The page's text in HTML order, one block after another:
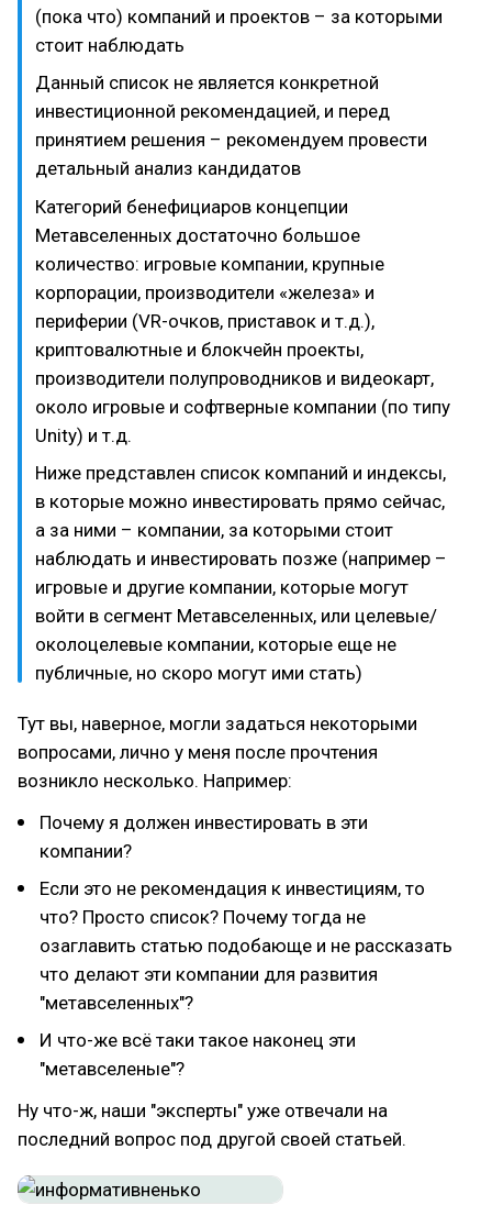
(пока что) компаний и проектов – за которыми
стоит наблюдать
Данный список не является конкретной
инвестиционной рекомендацией, и перед
принятием решения – рекомендуем провести
детальный анализ кандидатов
Категорий бенефициаров концепции
Метавселенных достаточно большое
количество: игровые компании, крупные
корпорации, производители «железа» и
периферии (VR-очков, приставок и т.д.),
криптовалютные и блокчейн проекты,
производители полупроводников и видеокарт,
около игровые и софтверные компании (по типу
Unity) и т.д.
Ниже представлен список компаний и индексы,
в которые можно инвестировать прямо сейчас,
а за ними – компании, за которыми стоит
наблюдать и инвестировать позже (например –
игровые и другие компании, которые могут
войти в сегмент Метавселенных, или целевые/
околоцелевые компании, которые еще не
публичные, но скоро могут ими стать)
Тут вы, наверное, могли задаться некоторыми
вопросами, лично у меня после прочтения
возникло несколько. Например:
Почему я должен инвестировать в эти
компании?
Если это не рекомендация к инвестициям, то
что? Просто список? Почему тогда не
озаглавить статью подобающе и не рассказать
что делают эти компании для развития
"метавселенных"?
И что-же всё таки такое наконец эти
"метавселеные"?
Ну что-ж, наши "эксперты" уже отвечали на
последний вопрос под другой своей статьей.